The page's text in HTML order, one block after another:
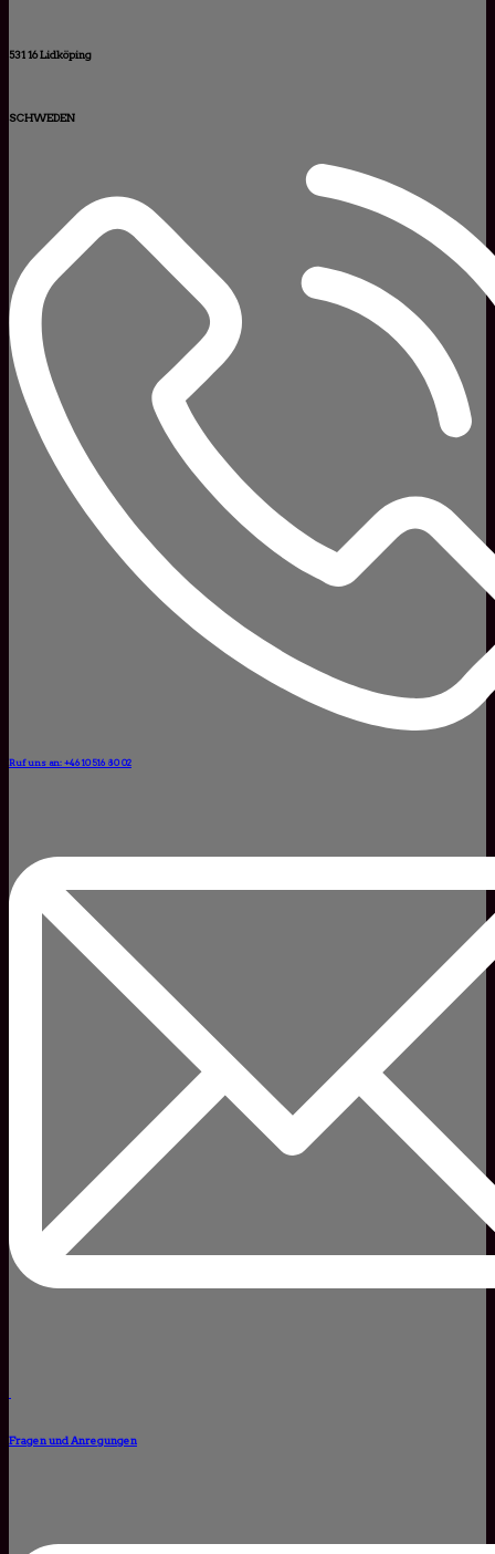
531 16 Lidköping
SCHWEDEN
Ruf uns an: +46 10 516 80 02
Fragen und Anregungen